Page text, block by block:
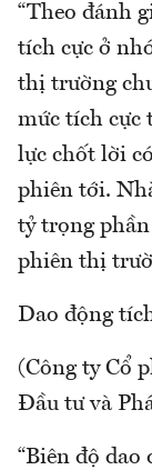
“Theo đánh
tích cực ở
thị trường
mức tích cực
lực chốt lời
phiên tới.
tỷ trọng
phiên thị
Dao động
(Công ty Cổ
Đầu tư và
“Biên độ